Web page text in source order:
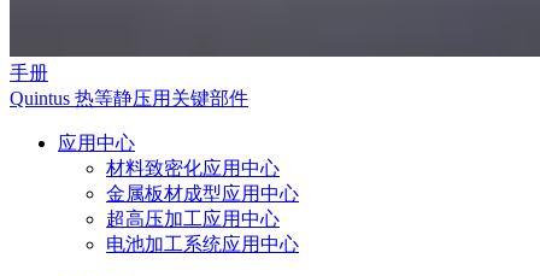
手册
Quintus 热等静压用关键部件
应用中心
材料致密化应用中心
金属板材成型应用中心
超高压加工应用中心
电池加工系统应用中心